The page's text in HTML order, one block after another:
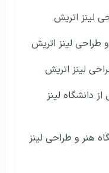
لینز اتریش
طراحی لینز اتریش
لینز اتریش
دانشگاه لینز
هنر و طراحی لینز